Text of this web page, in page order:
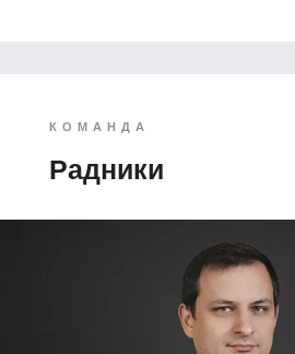
КОМАНДА
Радники